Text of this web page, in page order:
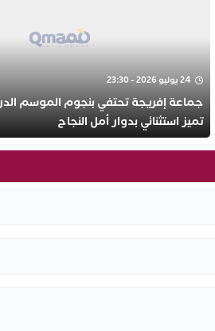
24 يوليو 2026 - 23:30
جماعة إفريجة تحتفي بنجوم الموسم
تميز استثنائي بدوار أمل النجاح